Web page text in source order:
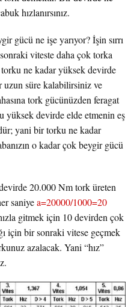
hızlanırsınız.
gücü ne işe yarıyor? İşin sırrı
viteste daha çok torka
torku ne kadar yüksek devirde
uzun süre kalabilirsiniz ve
tork gücünüzden feragat
yüksek devirde elde etmenin eş
yani bir torku ne kadar
o kadar çok beygir gücü
20.000 Nm tork üreten
saniyea=20000/1000=20
gitmek için 10 devirden çok
için bir sonraki vitese geçmek
azalacak. Yani “hız”